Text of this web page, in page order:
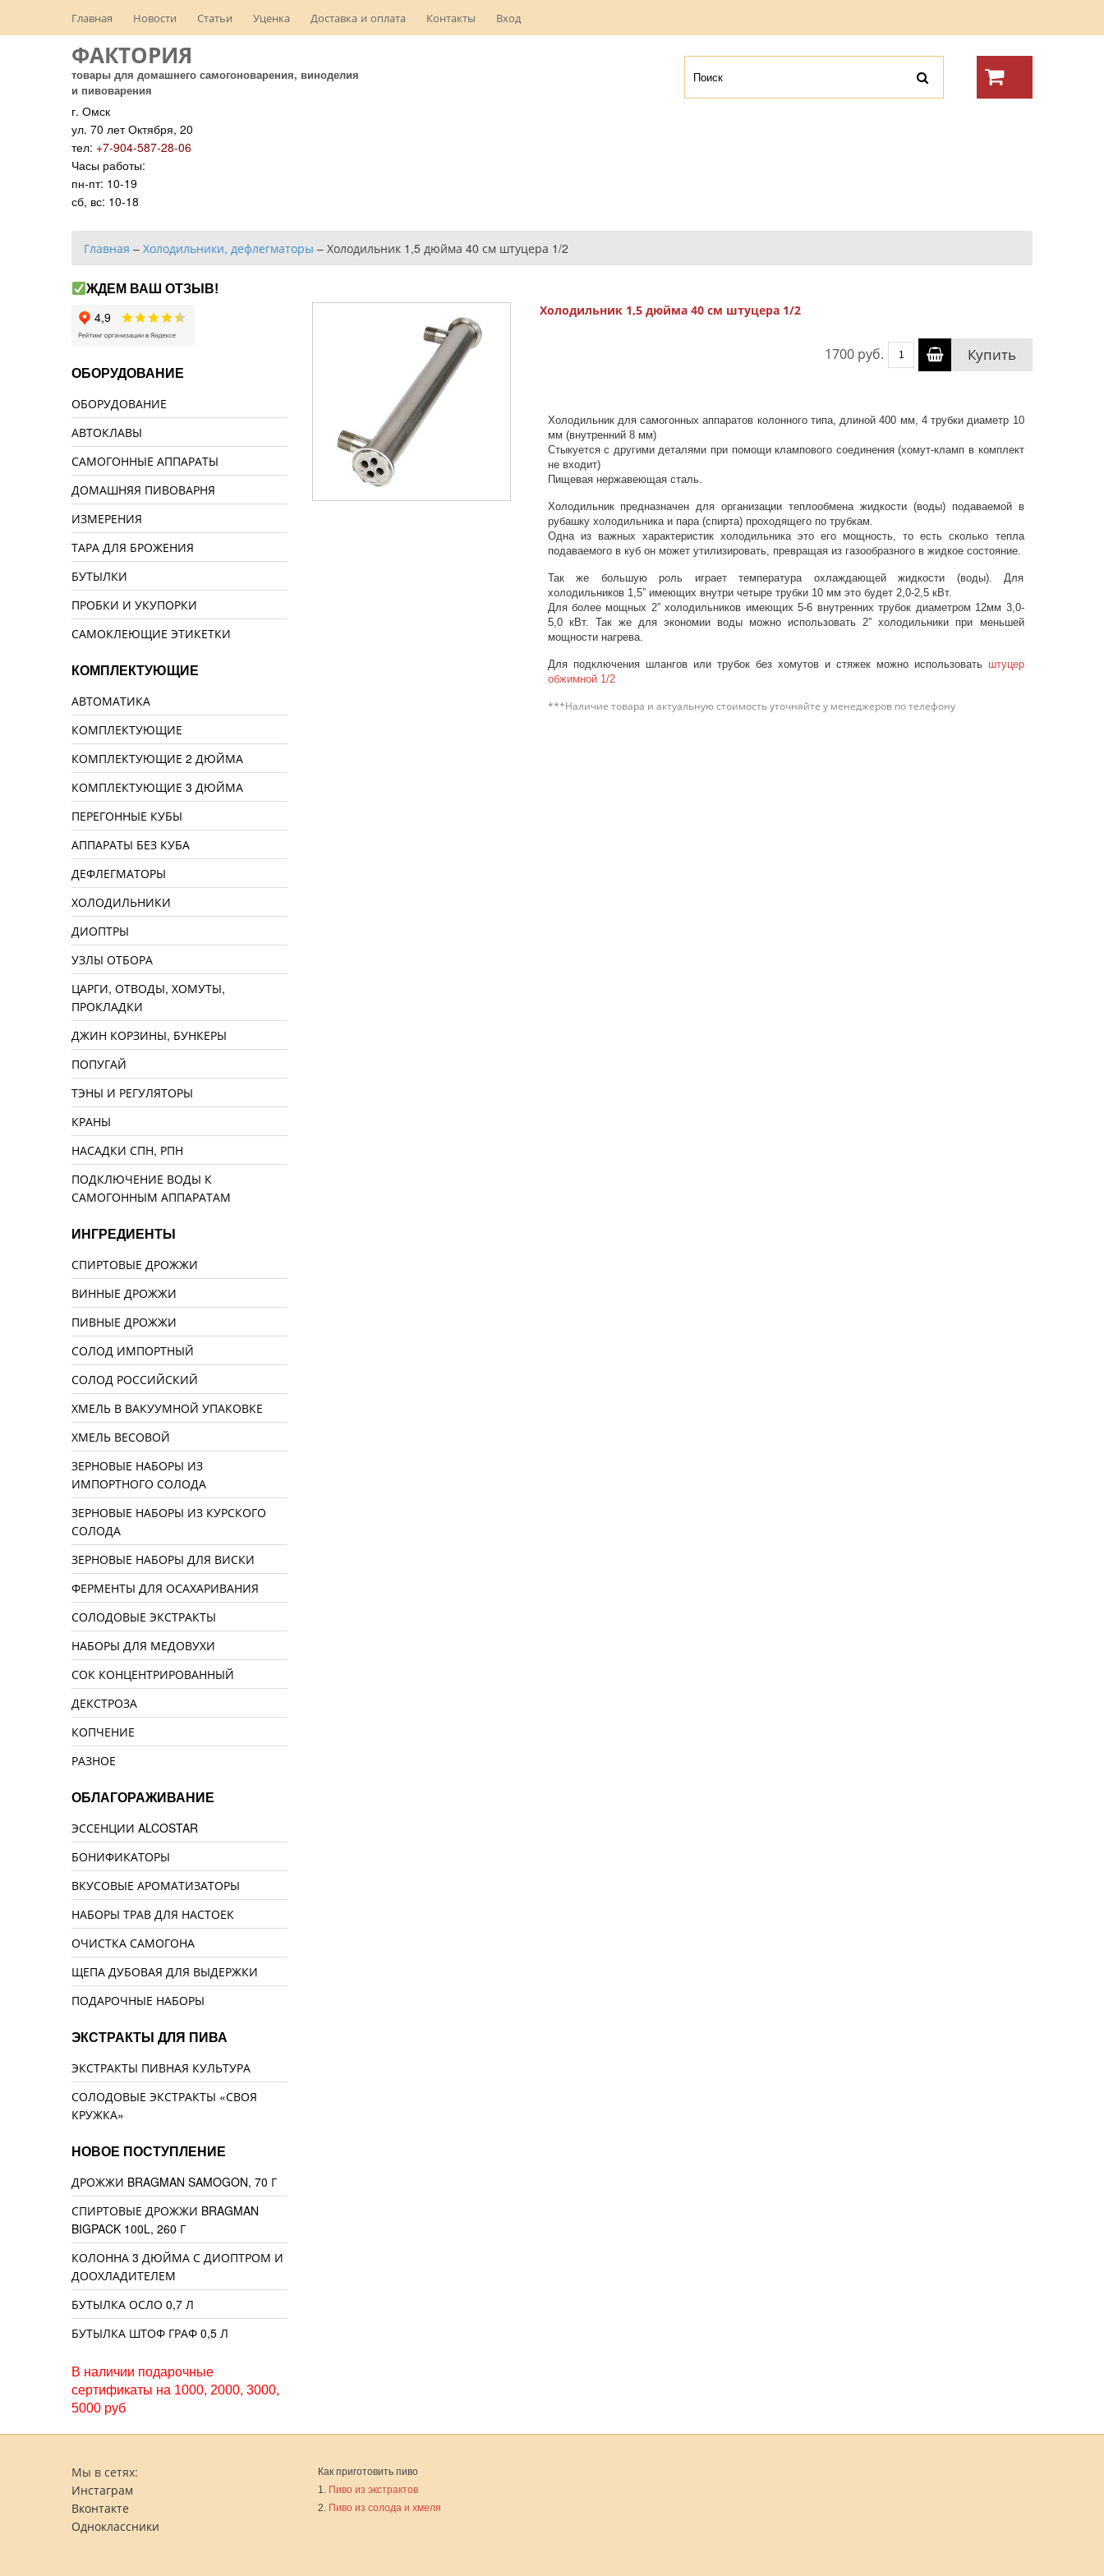
Главная Новости Статьи Уценка Доставка и оплата Контакты Вход
ФАКТОРИЯ
товары для домашнего самогоноварения, виноделия
и пивоварения
г. Омск
ул. 70 лет Октября, 20
тел: +7-904-587-28-06
Часы работы:
пн-пт: 10-19
сб, вс: 10-18
Главная – Холодильники, дефлегматоры – Холодильник 1,5 дюйма 40 см штуцера 1/2
Холодильник 1,5 дюйма 40 см штуцера 1/2
1700 руб. Купить
Холодильник для самогонных аппаратов колонного типа, длиной 400 мм, 4 трубки диаметр 10
мм (внутренний 8 мм)
Стыкуется с другими деталями при помощи клампового соединения (хомут-кламп в комплект
не входит)
Пищевая нержавеющая сталь.
Холодильник предназначен для организации теплообмена жидкости (воды) подаваемой в
рубашку холодильника и пара (спирта) проходящего по трубкам.
Одна из важных характеристик холодильника это его мощность, то есть сколько тепла
подаваемого в куб он может утилизировать, превращая из газообразного в жидкое состояние.
Так же большую роль играет температура охлаждающей жидкости (воды). Для
холодильников 1,5” имеющих внутри четыре трубки 10 мм это будет 2,0-2,5 кВт.
Для более мощных 2” холодильников имеющих 5-6 внутренних трубок диаметром 12мм 3,0-
5,0 кВт. Так же для экономии воды можно использовать 2” холодильники при меньшей
мощности нагрева.
Для подключения шлангов или трубок без хомутов и стяжек можно использовать штуцер
обжимной 1/2
***Наличие товара и актуальную стоимость уточняйте у менеджеров по телефону
ЖДЕМ ВАШ ОТЗЫВ!
ОБОРУДОВАНИЕ
ОБОРУДОВАНИЕ
АВТОКЛАВЫ
САМОГОННЫЕ АППАРАТЫ
ДОМАШНЯЯ ПИВОВАРНЯ
ИЗМЕРЕНИЯ
ТАРА ДЛЯ БРОЖЕНИЯ
БУТЫЛКИ
ПРОБКИ И УКУПОРКИ
САМОКЛЕЮЩИЕ ЭТИКЕТКИ
КОМПЛЕКТУЮЩИЕ
АВТОМАТИКА
КОМПЛЕКТУЮЩИЕ
КОМПЛЕКТУЮЩИЕ 2 ДЮЙМА
КОМПЛЕКТУЮЩИЕ 3 ДЮЙМА
ПЕРЕГОННЫЕ КУБЫ
АППАРАТЫ БЕЗ КУБА
ДЕФЛЕГМАТОРЫ
ХОЛОДИЛЬНИКИ
ДИОПТРЫ
УЗЛЫ ОТБОРА
ЦАРГИ, ОТВОДЫ, ХОМУТЫ,
ПРОКЛАДКИ
ДЖИН КОРЗИНЫ, БУНКЕРЫ
ПОПУГАЙ
ТЭНЫ И РЕГУЛЯТОРЫ
КРАНЫ
НАСАДКИ СПН, РПН
ПОДКЛЮЧЕНИЕ ВОДЫ К
САМОГОННЫМ АППАРАТАМ
ИНГРЕДИЕНТЫ
СПИРТОВЫЕ ДРОЖЖИ
ВИННЫЕ ДРОЖЖИ
ПИВНЫЕ ДРОЖЖИ
СОЛОД ИМПОРТНЫЙ
СОЛОД РОССИЙСКИЙ
ХМЕЛЬ В ВАКУУМНОЙ УПАКОВКЕ
ХМЕЛЬ ВЕСОВОЙ
ЗЕРНОВЫЕ НАБОРЫ ИЗ
ИМПОРТНОГО СОЛОДА
ЗЕРНОВЫЕ НАБОРЫ ИЗ КУРСКОГО
СОЛОДА
ЗЕРНОВЫЕ НАБОРЫ ДЛЯ ВИСКИ
ФЕРМЕНТЫ ДЛЯ ОСАХАРИВАНИЯ
СОЛОДОВЫЕ ЭКСТРАКТЫ
НАБОРЫ ДЛЯ МЕДОВУХИ
СОК КОНЦЕНТРИРОВАННЫЙ
ДЕКСТРОЗА
КОПЧЕНИЕ
РАЗНОЕ
ОБЛАГОРАЖИВАНИЕ
ЭССЕНЦИИ ALCOSTAR
БОНИФИКАТОРЫ
ВКУСОВЫЕ АРОМАТИЗАТОРЫ
НАБОРЫ ТРАВ ДЛЯ НАСТОЕК
ОЧИСТКА САМОГОНА
ЩЕПА ДУБОВАЯ ДЛЯ ВЫДЕРЖКИ
ПОДАРОЧНЫЕ НАБОРЫ
ЭКСТРАКТЫ ДЛЯ ПИВА
ЭКСТРАКТЫ ПИВНАЯ КУЛЬТУРА
СОЛОДОВЫЕ ЭКСТРАКТЫ «СВОЯ
КРУЖКА»
НОВОЕ ПОСТУПЛЕНИЕ
ДРОЖЖИ BRAGMAN SAMOGON, 70 Г
СПИРТОВЫЕ ДРОЖЖИ BRAGMAN
BIGPACK 100L, 260 Г
КОЛОННА 3 ДЮЙМА С ДИОПТРОМ И
ДООХЛАДИТЕЛЕМ
БУТЫЛКА ОСЛО 0,7 Л
БУТЫЛКА ШТОФ ГРАФ 0,5 Л
В наличии подарочные
сертификаты на 1000, 2000, 3000,
5000 руб
Мы в сетях:
Инстаграм
Вконтакте
Одноклассники
Как приготовить пиво
1. Пиво из экстрактов
2. Пиво из солода и хмеля